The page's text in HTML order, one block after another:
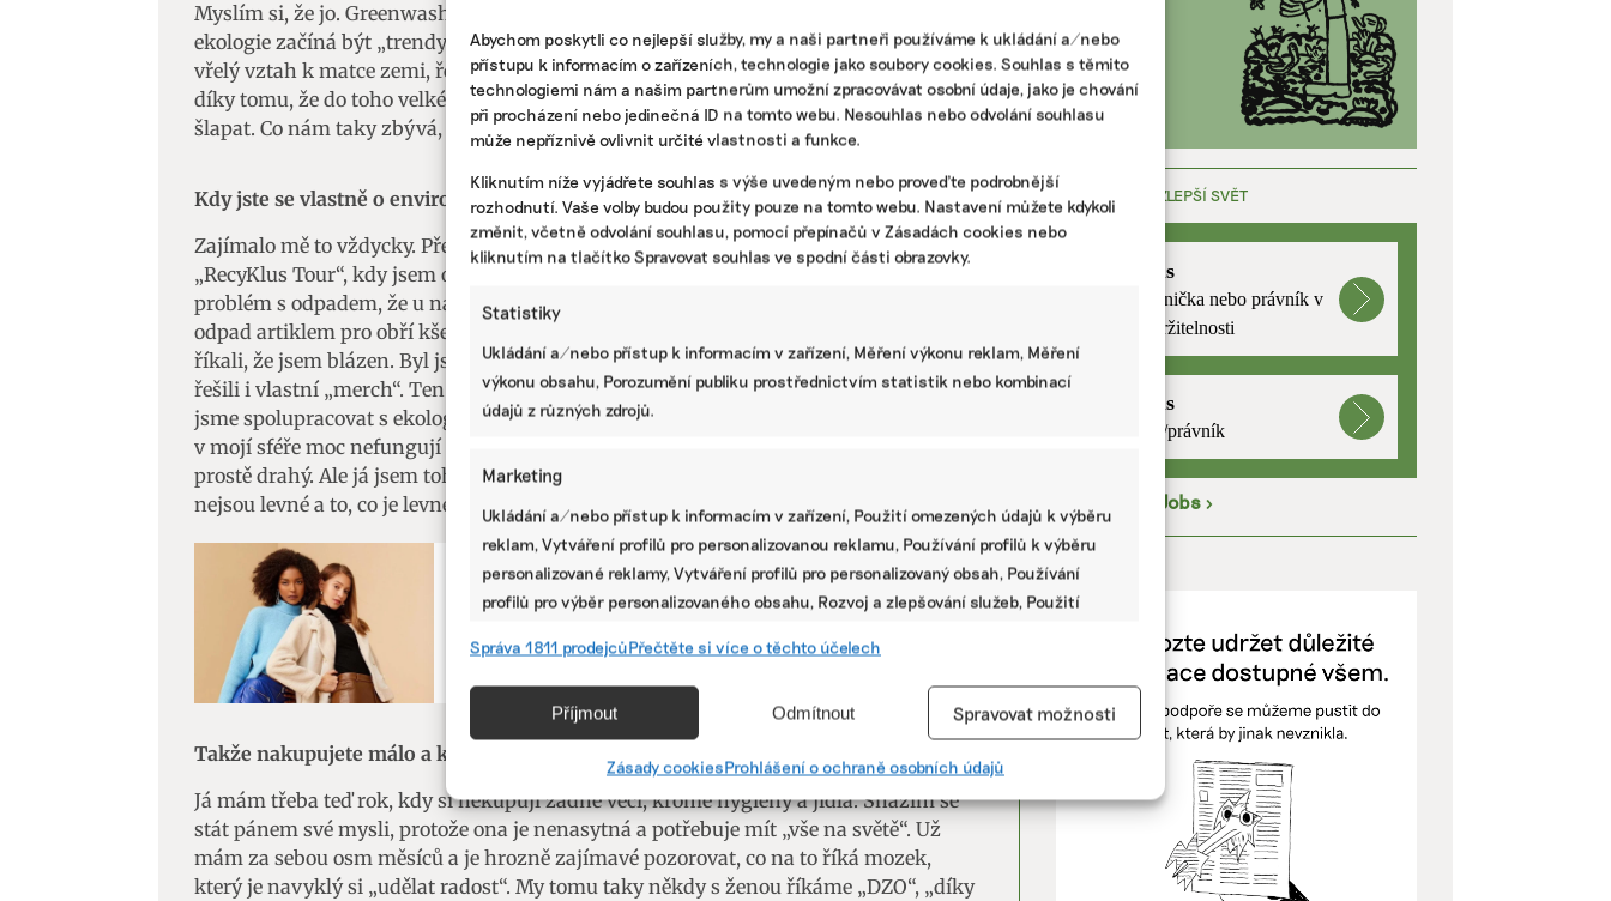
Abychom poskytli co nejlepší služby, my a naši partneři používáme k ukládání a/nebo
přístupu k informacím o zařízeních, technologie jako soubory cookies. Souhlas s těmito
technologiemi nám a našim partnerům umožní zpracovávat osobní údaje, jako je chování
při procházení nebo jedinečná ID na tomto webu. Nesouhlas nebo odvolání souhlasu
může nepříznivě ovlivnit určité vlastnosti a funkce.
Kliknutím níže vyjádřete souhlas s výše uvedeným nebo proveďte podrobnější
rozhodnutí. Vaše volby budou použity pouze na tomto webu. Nastavení můžete kdykoli
změnit, včetně odvolání souhlasu, pomocí přepínačů v Zásadách cookies nebo
kliknutím na tlačítko Spravovat souhlas ve spodní části obrazovky.
Statistiky
Ukládání a/nebo přístup k informacím v zařízení, Měření výkonu reklam, Měření
výkonu obsahu, Porozumění publiku prostřednictvím statistik nebo kombinací
údajů z různých zdrojů.
Marketing
Ukládání a/nebo přístup k informacím v zařízení, Použití omezených údajů k výběru
reklam, Vytváření profilů pro personalizovanou reklamu, Používání profilů k výběru
personalizované reklamy, Vytváření profilů pro personalizovaný obsah, Používání
profilů pro výběr personalizovaného obsahu, Rozvoj a zlepšování služeb, Použití
Přiřazování a kombinování údajů z jiných zdrojů údajů, Propojení různých
zařízení, Identifikace zařízení na základě automaticky přenášených
Používání přesných údajů o zeměpisné poloze, Identifikace zařízení na základě
aktivně vyžádaných informací.
Správa 1811 prodejcůPřečtěte si více o těchto účelech
Příjmout Odmítnout Spravovat možnosti
Zásady cookiesProhlášení o ochraně osobních údajů
Myslím si, že jo. Greenwashing je samozřejmě zlo. Ale na druhou stranu to, že
ekologie začíná být „trendy“ a že mladí lidé ji začínají vnímat jako „cool“, že mají
vřelý vztah k matce zemi, řeší odkud nakupují a že chodí do sekáčů, je super. A je to i
díky tomu, že do toho velké korporace, i když na můj vkus příliš pomalu, začaly
šlapat. Co nám taky zbývá, vždyť už je pár vteřin po dvanácté.
Kdy jste se vlastně o environmentální témata začal zajímat?
Zajímalo mě to vždycky. Před deseti lety se mi všichni smáli, že jsem vyrazil na
„RecyKlus Tour“, kdy jsem objížděl skládky a třídičky odpadů a upozorňoval jsem na
problém s odpadem, že u nás trochu zamrzl v devadesátých letech. Tehdy se stal
odpad artiklem pro obří kšeftování, na kterém se dá skvěle zbohatnout. A všichni mi
říkali, že jsem blázen. Byl jsem taky jeden z prvních interpretů, kteří v tomto ohledu
řešili i vlastní „merch“. Ten můj je primárně dělaný z recyklovaných materiálů, začali
jsme spolupracovat s ekologickou značkou Stanley/Stella. Jenže jsou to drahé věci a
v mojí sféře moc nefungují – lidi mě za to spíš nemají rádi, protože můj merch je
prostě drahý. Ale já jsem toho názoru, že je potřeba to tlačit, protože kvalitní věci
nejsou levné a to, co je levné, je vlastně strašně drahé.
ŽIVOTNÍ STYL
asi i v Česku. Zákony jsou na něj krátké
Takže nakupujete málo a kvalitu?
Já mám třeba teď rok, kdy si nekupuji žádné věci, kromě hygieny a jídla. Snažím se
stát pánem své mysli, protože ona je nenasytná a potřebuje mít „vše na světě“. Už
mám za sebou osm měsíců a je hrozně zajímavé pozorovat, co na to říká mozek,
který je navyklý si „udělat radost“. My tomu taky někdy s ženou říkáme „DZO“, „díky
PRÁCE, KTERÁ ZLEPŠÍ SVĚT
mutualus
Stáž: právnička nebo právník v
oblasti udržitelnosti
mutualus
právnička/právník
EkoJobs >
PODPOŘTE NÁS